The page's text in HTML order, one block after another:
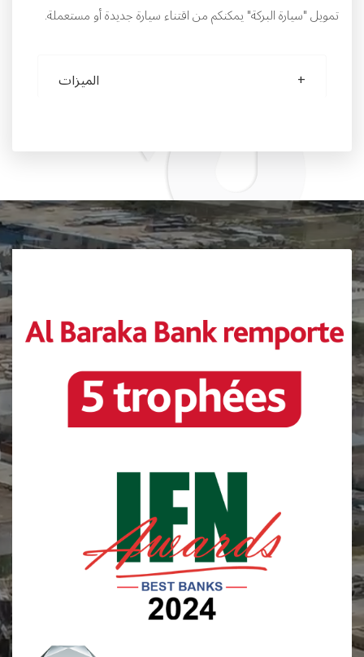
تمويل "سيارة البركة" يمكنكم من اقتناء سيارة جديدة أو مستعملة.
الميزات